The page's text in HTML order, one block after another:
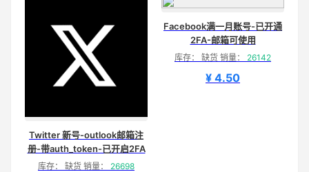
Twitter 新号-outlook邮箱注
册-带auth_token-已开启2FA
库存： 缺货 销量： 26698
Facebook满一月账号-已开通
2FA-邮箱可使用
库存： 缺货 销量： 26142
¥ 4.50